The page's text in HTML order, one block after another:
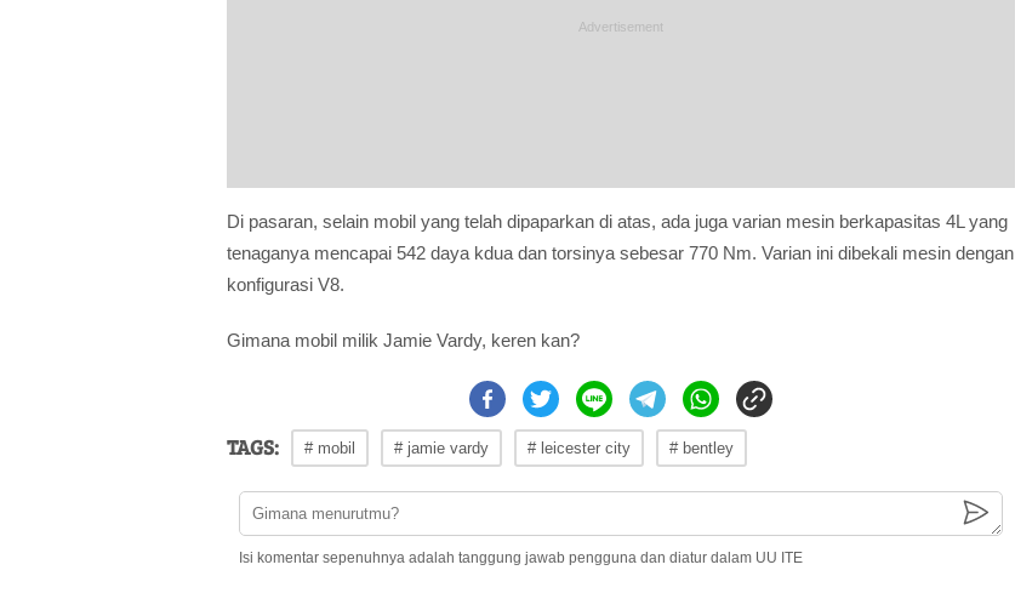
Di pasaran, selain mobil yang telah dipaparkan di atas, ada juga varian mesin berkapasitas 4L yang
tenaganya mencapai 542 daya kdua dan torsinya sebesar 770 Nm. Varian ini dibekali mesin dengan
konfigurasi V8.
Gimana mobil milik Jamie Vardy, keren kan?
TAGS: # mobil # jamie vardy # leicester city # bentley
Isi komentar sepenuhnya adalah tanggung jawab pengguna dan diatur dalam UU ITE